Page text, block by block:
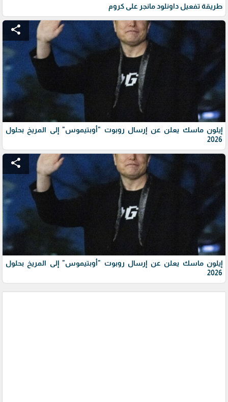
طريقة تفعيل داونلود مانجر على كروم
share
إيلون ماسك يعلن عن إرسال روبوت "أوبتيموس" إلى المريخ بحلول
2026
share
إيلون ماسك يعلن عن إرسال روبوت "أوبتيموس" إلى المريخ بحلول
2026